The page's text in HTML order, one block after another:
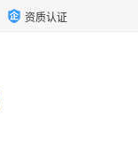
资质认证